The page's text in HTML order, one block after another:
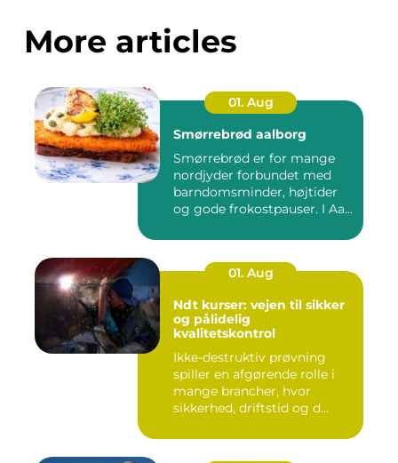
More articles
01. Aug
Smørrebrød aalborg
Smørrebrød er for mange
nordjyder forbundet med
barndomsminder, højtider
og gode frokostpauser. I Aa...
01. Aug
Ndt kurser: vejen til sikker
og pålidelig
kvalitetskontrol
Ikke-destruktiv prøvning
spiller en afgørende rolle i
mange brancher, hvor
sikkerhed, driftstid og d...